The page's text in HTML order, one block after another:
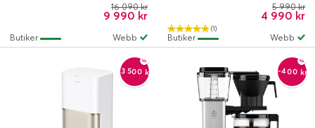
9 990 kr
16 090 kr
Webb
Butiker
(1)
4 990 kr
5 990 kr
Webb
Butiker
-3 500 kr -400 kr